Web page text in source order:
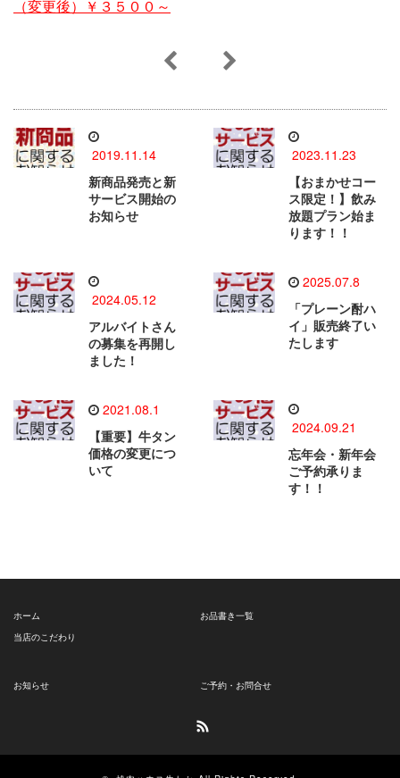
（変更後）￥３５００～
2019.11.14
新商品発売と新
サービス開始の
お知らせ
2023.11.23
【おまかせコー
ス限定！】飲み
放題プラン始ま
ります！！
2024.05.12
アルバイトさん
の募集を再開し
ました！
2025.07.8
「プレーン酎ハ
イ」販売終了い
たします
2021.08.1
【重要】牛タン
価格の変更につ
いて
2024.09.21
忘年会・新年会
ご予約承りま
す！！
ホーム
当店のこだわり
お品書き一覧
お知らせ ご予約・お問合せ